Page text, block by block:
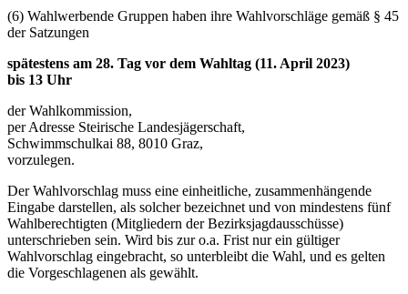
(6) Wahlwerbende Gruppen haben ihre Wahlvorschläge gemäß § 45
der Satzungen
spätestens am 28. Tag vor dem Wahltag (11. April 2023)
bis 13 Uhr
der Wahlkommission,
per Adresse Steirische Landesjägerschaft,
Schwimmschulkai 88, 8010 Graz,
vorzulegen.
Der Wahlvorschlag muss eine einheitliche, zusammenhängende
Eingabe darstellen, als solcher bezeichnet und von mindestens fünf
Wahlberechtigten (Mitgliedern der Bezirksjagdausschüsse)
unterschrieben sein. Wird bis zur o.a. Frist nur ein gültiger
Wahlvorschlag eingebracht, so unterbleibt die Wahl, und es gelten
die Vorgeschlagenen als gewählt.